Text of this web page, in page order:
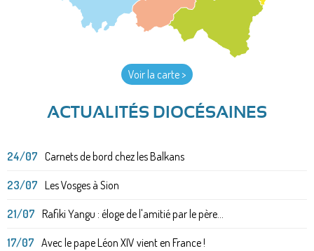
Voir la carte >
ACTUALITÉS DIOCÉSAINES
24/07 Carnets de bord chez les Balkans
23/07 Les Vosges à Sion
21/07 Rafiki Yangu : éloge de l'amitié par le père...
17/07 Avec le pape Léon XIV vient en France !